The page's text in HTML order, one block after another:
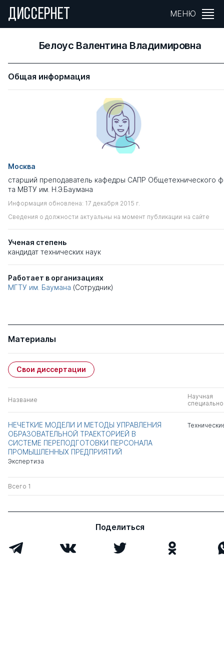
ДИССЕРНЕТ МЕНЮ
Белоус Валентина Владимировна
Общая информация
Москва
старший преподаватель кафедры САПР Общетехнического
та МВТУ им. Н.Э.Баумана
Информация обновлена: 17 декабря 2015 г.
Сведения о должности актуальны на момент публикации на сайте
Ученая степень
кандидат технических наук
Работает в организациях
МГТУ им. Баумана (Сотрудник)
Материалы
Свои диссертации
Название
Научная
НЕЧЕТКИЕ МОДЕЛИ И МЕТОДЫ УПРАВЛЕНИЯ
ОБРАЗОВАТЕЛЬНОЙ ТРАЕКТОРИЕЙ В
СИСТЕМЕ ПЕРЕПОДГОТОВКИ ПЕРСОНАЛА
ПРОМЫШЛЕННЫХ ПРЕДПРИЯТИЙ
Экспертиза
Всего 1
Поделиться